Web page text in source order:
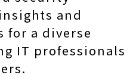
and
for a diverse
IT professionals